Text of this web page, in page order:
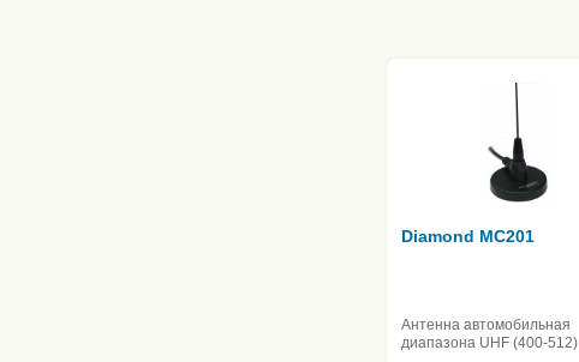
Diamond MC201
Антенна автомобильная
диапазона UHF (400-512)